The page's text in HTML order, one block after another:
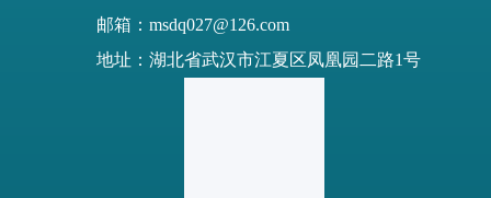
邮箱：msdq027@126.com
地址：湖北省武汉市江夏区凤凰园二路1号